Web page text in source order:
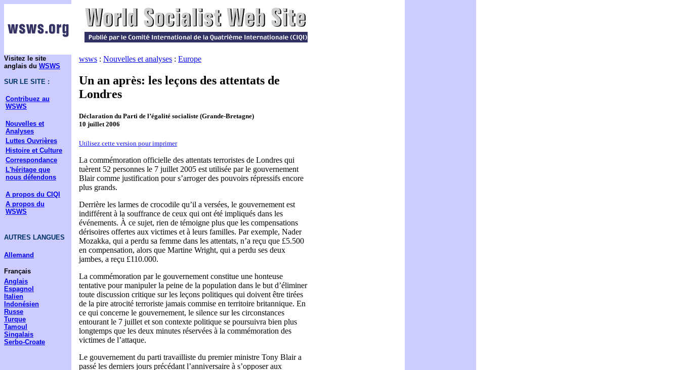
Visitez le site
anglais du WSWS
SUR LE SITE :
Contribuez au
WSWS
Nouvelles et
Analyses
Luttes Ouvrières
Histoire et Culture
Correspondance
L'héritage que
nous défendons
A propos du CIQI
A propos du
WSWS
AUTRES LANGUES
Allemand
Français
Anglais
Espagnol
Italien
Indonésien
Russe
Turque
Tamoul
Singalais
Serbo-Croate
wsws : Nouvelles et analyses : Europe
Un an après: les leçons des attentats de
Londres
Déclaration du Parti de l’égalité socialiste (Grande-Bretagne)
10 juillet 2006
Utilisez cette version pour imprimer
La commémoration officielle des attentats terroristes de Londres qui
tuèrent 52 personnes le 7 juillet 2005 est utilisée par le gouvernement
Blair comme justification pour s’arroger des pouvoirs répressifs encore
plus grands.
Derrière les larmes de crocodile qu’il a versées, le gouvernement est
indifférent à la souffrance de ceux qui ont été impliqués dans les
événements. À ce sujet, rien de témoigne plus que les compensations
dérisoires offertes aux victimes et à leurs familles. Par exemple, Nader
Mozakka, qui a perdu sa femme dans les attentats, n’a reçu que £5.500
en compensation, alors que Martine Wright, qui a perdu ses deux
jambes, a reçu £110.000.
La commémoration par le gouvernement constitue une honteuse
tentative pour manipuler la peine de la population dans le but d’éliminer
toute discussion critique sur les leçons politiques qui doivent être tirées
de la pire atrocité terroriste jamais commise en territoire britannique. En
ce qui concerne le gouvernement, le silence sur les circonstances
entourant le 7 juillet et son contexte politique se poursuivra bien plus
longtemps que les deux minutes réservées à la commémoration des
victimes de l’attaque.
Le gouvernement du parti travailliste du premier ministre Tony Blair a
passé les derniers jours précédant l’anniversaire à s’opposer aux